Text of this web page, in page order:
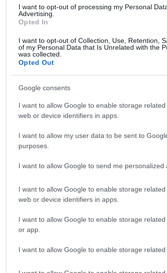
I want to opt-out of processing my Personal
Advertising.
Opted In
I want to opt-out of Collection, Use, Retention,
of my Personal Data that Is Unrelated with the
was collected.
Opted Out
Google consents
I want to allow Google to enable storage
web or device identifiers in apps.
I want to allow my user data to be sent to
purposes.
I want to allow Google to send me personalized
I want to allow Google to enable storage
web or device identifiers in apps.
I want to allow Google to enable storage
or app.
I want to allow Google to enable storage related